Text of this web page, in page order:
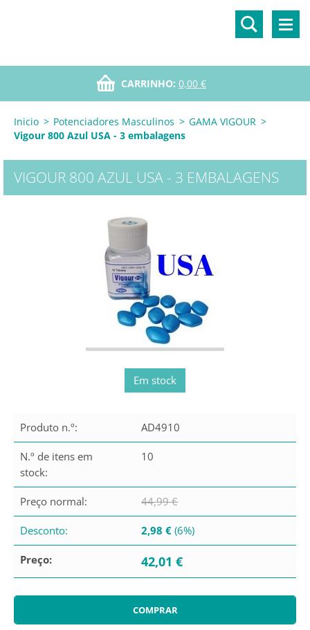
CARRINHO: 0,00 €
Inicio > Potenciadores Masculinos > GAMA VIGOUR >
Vigour 800 Azul USA - 3 embalagens
VIGOUR 800 AZUL USA - 3 EMBALAGENS
Em stock
Produto n.º: AD4910
N.º de itens em
stock:
10
Preço normal: 44,99 €
Desconto: 2,98 € (6%)
Preço: 42,01 €